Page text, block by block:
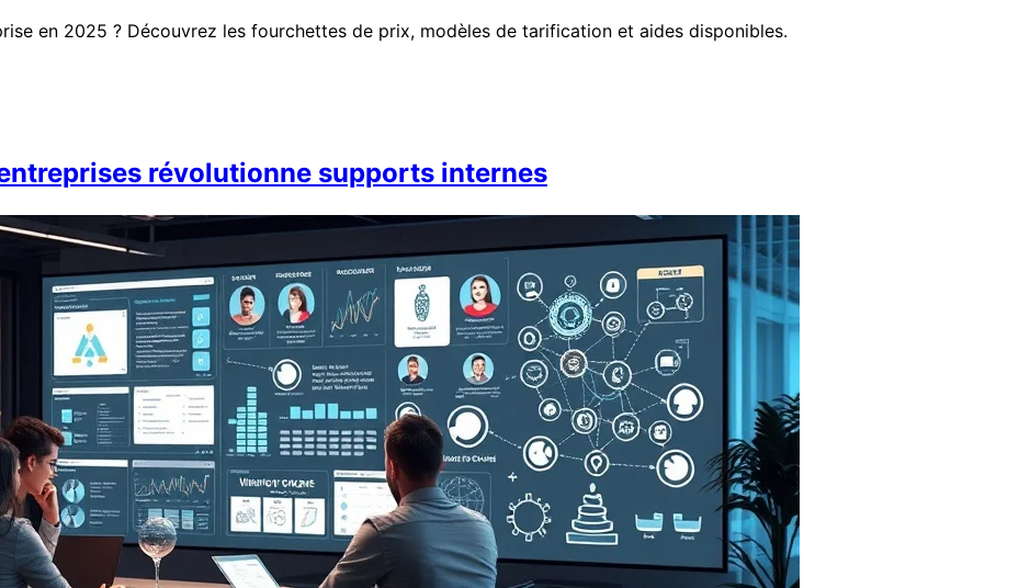
en 2025 ? Découvrez les fourchettes de prix, modèles de tarification et aides disponibles.
révolutionne supports internes